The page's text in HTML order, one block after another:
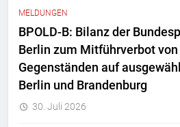
MELDUNGEN
BPOLD-B: Bilanz der
Berlin zum Mitführverbot
Gegenständen auf
Berlin und Brandenburg
30. Juli 2026